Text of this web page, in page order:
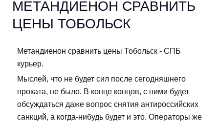
МЕТАНДИЕНОН СРАВНИТЬ
ЦЕНЫ ТОБОЛЬСК
Метандиенон сравнить цены Тобольск - СПБ
курьер.
Мыслей, что не будет сил после сегодняшнего
проката, не было. В конце концов, с ними будет
обсуждаться даже вопрос снятия антироссийских
санкций, а когда-нибудь будет и это. Операторы же